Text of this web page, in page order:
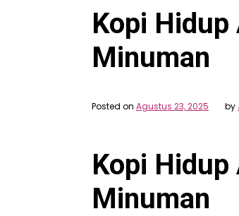
Kopi Hidup
Minuman
Posted on Agustus 23, 2025 by
Kopi Hidup
Minuman